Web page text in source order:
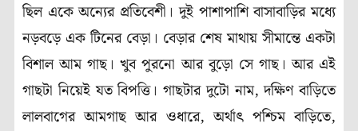
ছিল একে অন্যের প্রতিবেশী। দুই পাশাপাশি বাসাবাড়ির মধ্যে
নড়বড়ে এক টিনের বেড়া। বেড়ার শেষ মাথায় সীমান্তে একটা
বিশাল আম গাছ। খুব পুরনো আর বুড়ো সে গাছ। আর এই
গাছটা নিয়েই যত বিপত্তি। গাছটার দুটো নাম, দক্ষিণ বাড়িতে
লালবাগের আমগাছ আর ওধারে, অর্থাৎ পশ্চিম বাড়িতে,